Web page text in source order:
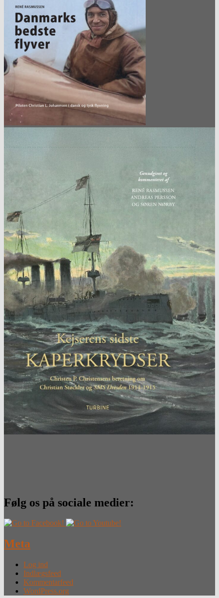
Følg os på sociale medier:
Meta
Log ind
Indlægsfeed
Kommentarfeed
WordPress.org